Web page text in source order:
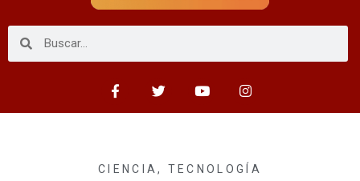
CIENCIA, TECNOLOGÍA